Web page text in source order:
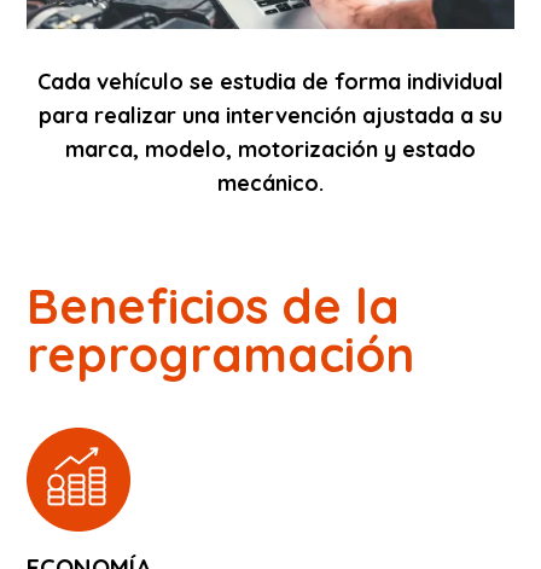
Cada vehículo se estudia de forma individual
para realizar una intervención ajustada a su
marca, modelo, motorización y estado
mecánico.
Beneficios de la
reprogramación